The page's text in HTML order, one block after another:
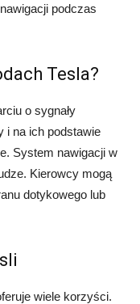
podczas
Tesla?
o sygnały
i na ich podstawie
System nawigacji w
Kierowcy mogą
dotykowego lub
wiele korzyści.